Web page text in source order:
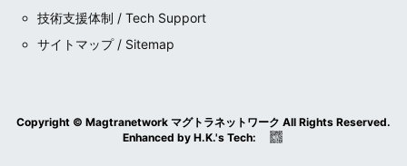
技術支援体制 / Tech Support
サイトマップ / Sitemap
Copyright © Magtranetwork マグトラネットワーク All Rights Reserved.
Enhanced by H.K.'s Tech: